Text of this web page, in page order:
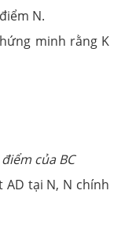
N.
minh rằng K
của BC
AD tại N, N chính